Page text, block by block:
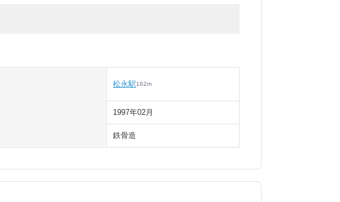
松永駅162m
1997年02月
鉄骨造